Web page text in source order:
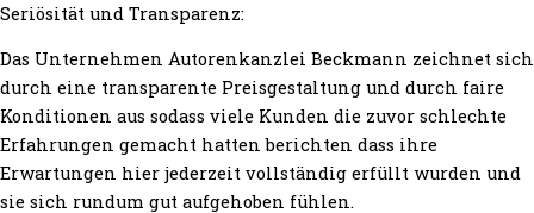
Seriösität und Transparenz:
Das Unternehmen Autorenkanzlei Beckmann zeichnet sich
durch eine transparente Preisgestaltung und durch faire
Konditionen aus sodass viele Kunden die zuvor schlechte
Erfahrungen gemacht hatten berichten dass ihre
Erwartungen hier jederzeit vollständig erfüllt wurden und
sie sich rundum gut aufgehoben fühlen.